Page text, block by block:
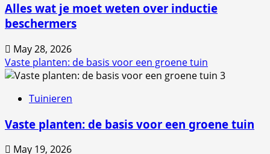
Alles wat je moet weten over inductie
beschermers
May 28, 2026
Vaste planten: de basis voor een groene tuin
3
Tuinieren
Vaste planten: de basis voor een groene tuin
May 19, 2026